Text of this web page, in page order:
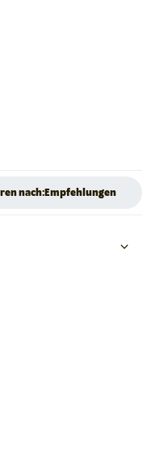
nach: Empfehlungen